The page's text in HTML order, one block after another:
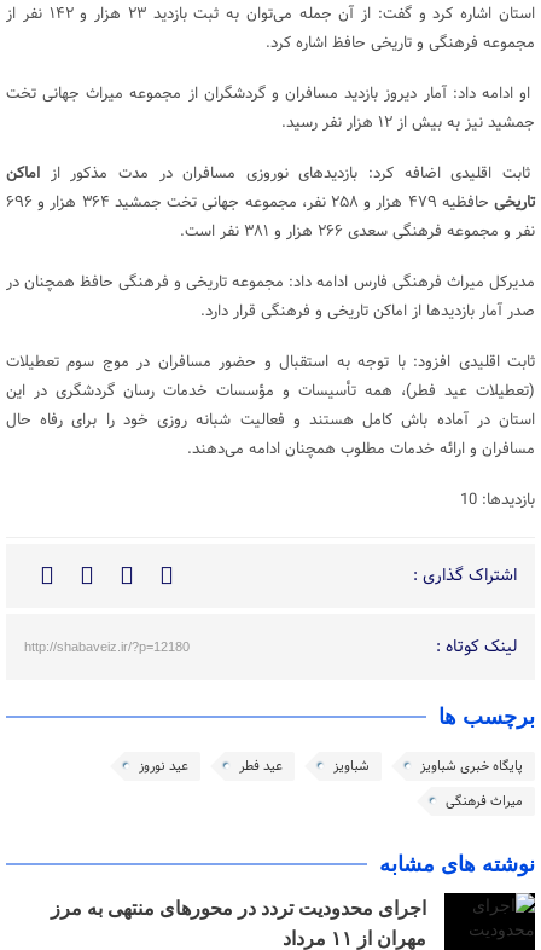
استان اشاره کرد و گفت: از آن جمله می‌توان به ثبت بازدید ۲۳ هزار و ۱۴۲ نفر از
مجموعه فرهنگی و تاریخی حافظ اشاره کرد.
او ادامه داد: آمار دیروز بازدید مسافران و گردشگران از مجموعه میراث جهانی تخت
جمشید نیز به بیش از ۱۲ هزار نفر رسید.
ثابت اقلیدی اضافه کرد: بازدید‌های نوروزی مسافران در مدت مذکور از اماکن
تاریخی
حافظیه ۴۷۹ هزار و ۲۵۸ نفر، مجموعه جهانی تخت جمشید ۳۶۴ هزار و ۶۹۶
نفر و مجموعه فرهنگی سعدی ۲۶۶ هزار و ۳۸۱ نفر است.
مدیرکل میراث فرهنگی فارس ادامه داد: مجموعه تاریخی و فرهنگی حافظ همچنان در
صدر آمار بازدید‌ها از اماکن تاریخی و فرهنگی قرار دارد.
ثابت اقلیدی افزود: با توجه به استقبال و حضور مسافران در موج سوم تعطیلات
(تعطیلات عید فطر)، همه تأسیسات و مؤسسات خدمات رسان گردشگری در این
استان در آماده باش کامل هستند و فعالیت شبانه روزی خود را برای رفاه حال
مسافران و ارائه خدمات مطلوب همچنان ادامه می‌دهند.
بازدیدها: 10
اشتراک گذاری :
لینک کوتاه : http://shabaveiz.ir/?p=12180
برچسب ها
پایگاه خبری شباویز شباویز عید فطر
عید نوروز
میراث فرهنگی
نوشته های مشابه
اجرای محدودیت تردد در محورهای منتهی به مرز
مهران از ۱۱ مرداد